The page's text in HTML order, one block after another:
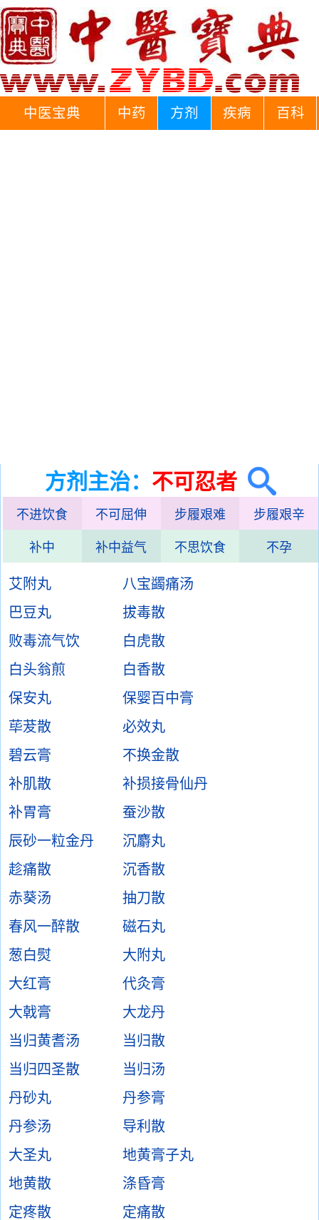
中医宝典 中药 方剂 疾病 百科
方剂主治： 不可忍者
不进饮食 不可屈伸 步履艰难 步履艰辛
补中 补中益气 不思饮食 不孕
艾附丸
八宝蠲痛汤
巴豆丸
拔毒散
败毒流气饮
白虎散
白头翁煎
白香散
保安丸
保婴百中膏
荜茇散
必效丸
碧云膏
不换金散
补肌散
补损接骨仙丹
补胃膏
蚕沙散
辰砂一粒金丹
沉麝丸
趁痛散
沉香散
赤葵汤
抽刀散
春风一醉散
磁石丸
葱白熨
大附丸
大红膏
代灸膏
大戟膏
大龙丹
当归黄耆汤
当归散
当归四圣散
当归汤
丹砂丸
丹参膏
丹参汤
导利散
大圣丸
地黄膏子丸
地黄散
涤昏膏
定疼散
定痛散